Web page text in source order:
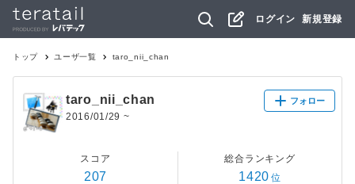
ログイン 新規登録
トップ ユーザ一覧 taro_nii_chan
taro_nii_chan
2016/01/29 ~
フォロー
スコア
207
総合ランキング
1420 位